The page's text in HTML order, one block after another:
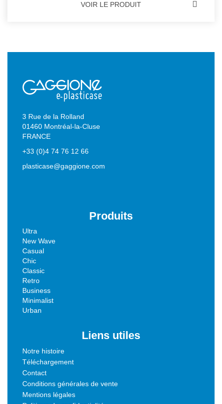
VOIR LE PRODUIT
3 Rue de la Rolland
01460 Montréal-la-Cluse
FRANCE
+33 (0)4 74 76 12 66
plasticase@gaggione.com
Produits
Ultra
New Wave
Casual
Chic
Classic
Retro
Business
Minimalist
Urban
Liens utiles
Notre histoire
Téléchargement
Contact
Conditions générales de vente
Mentions légales